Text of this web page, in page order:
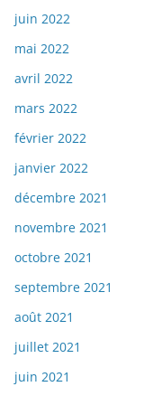
juin 2022
mai 2022
avril 2022
mars 2022
février 2022
janvier 2022
décembre 2021
novembre 2021
octobre 2021
septembre 2021
août 2021
juillet 2021
juin 2021